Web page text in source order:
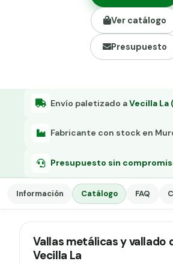
Abrazadera PVC malla H.
Grapa malla H.
Ver catálogo
Presupuesto
Envío paletizado aVecilla La
Fabricante con stock en
Presupuesto sin
Información Catálogo FAQ
Vallas metálicas y vallado
Vecilla La